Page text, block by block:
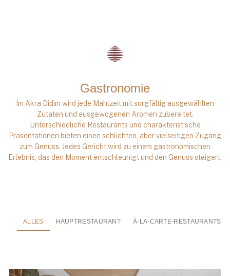
Gastronomie
Im Akra Didim wird jede Mahlzeit mit sorgfältig ausgewählten
Zutaten und ausgewogenen Aromen zubereitet.
Unterschiedliche Restaurants und charakteristische
Präsentationen bieten einen schlichten, aber vielseitigen Zugang
zum Genuss. Jedes Gericht wird zu einem gastronomischen
Erlebnis, das den Moment entschleunigt und den Genuss steigert.
ALLES HAUPTRESTAURANT À-LA-CARTE-RESTAURANTS